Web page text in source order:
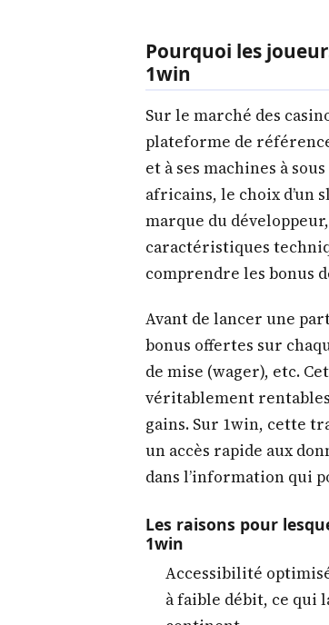
Pourquoi les
1win
Sur le marché des
plateforme de
et à ses machines à
africains, le choix d’un
marque du
caractéristiques
comprendre les bonus
Avant de lancer une
bonus offertes sur
de mise (wager), etc.
véritablement
gains. Sur 1win, cette
un accès rapide aux
dans l’information qui
Les raisons pour
1win
Accessibilité
à faible débit, ce qui